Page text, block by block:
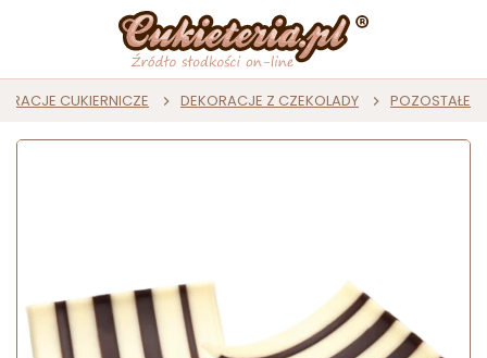
CUKIERNICZE DEKORACJE Z CZEKOLADY POZOSTAŁE